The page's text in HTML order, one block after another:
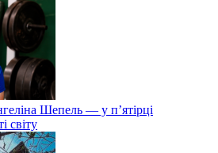
Шепель — у п’ятірці
світу